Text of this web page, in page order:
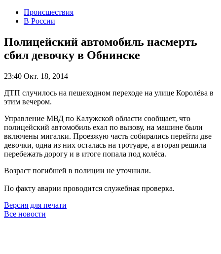
Происшествия
В России
Полицейский автомобиль насмерть
сбил девочку в Обнинске
23:40 Окт. 18, 2014
ДТП случилось на пешеходном переходе на улице Королёва в
этим вечером.
Управление МВД по Калужской области сообщает, что
полицейский автомобиль ехал по вызову, на машине были
включены мигалки. Проезжую часть собирались перейти две
девочки, одна из них осталась на тротуаре, а вторая решила
перебежать дорогу и в итоге попала под колёса.
Возраст погибшей в полиции не уточнили.
По факту аварии проводится служебная проверка.
Версия для печати
Все новости